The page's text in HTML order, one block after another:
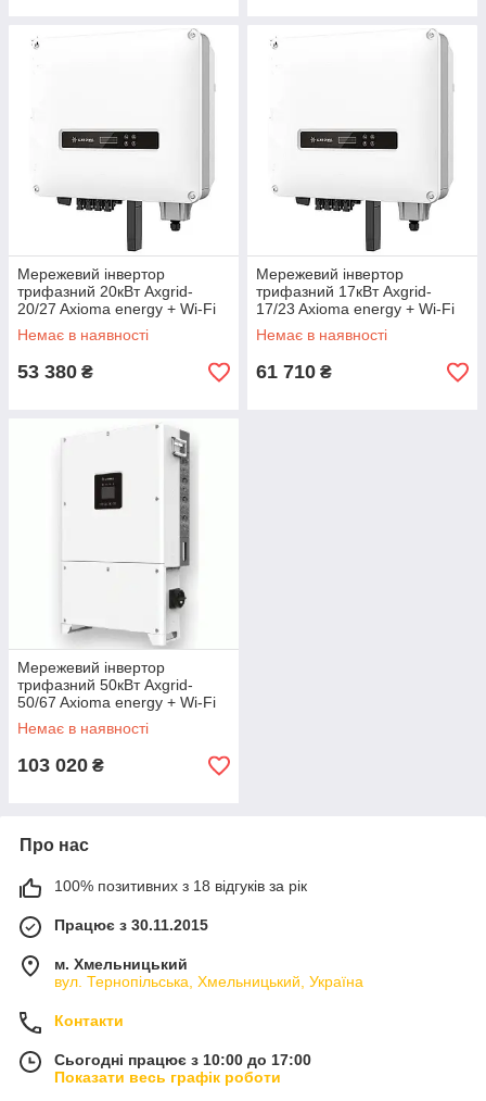
Мережевий інвертор
трифазний 20кВт Axgrid-
20/27 Axioma energy + Wi-Fi
модуль
Немає в наявності
53 380 ₴
Мережевий інвертор
трифазний 17кВт Axgrid-
17/23 Axioma energy + Wi-Fi
модуль
Немає в наявності
61 710 ₴
Мережевий інвертор
трифазний 50кВт Axgrid-
50/67 Axioma energy + Wi-Fi
модуль
Немає в наявності
103 020 ₴
Про нас
100% позитивних з 18 відгуків за рік
Працює з 30.11.2015
м. Хмельницький
вул. Тернопільська, Хмельницький, Україна
Контакти
Сьогодні працює з 10:00 до 17:00
Показати весь графік роботи